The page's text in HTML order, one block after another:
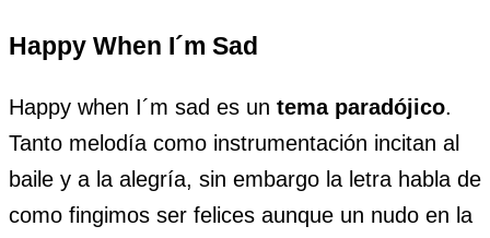
Happy When I´m Sad
Happy when I´m sad es un tema paradójico.
Tanto melodía como instrumentación incitan al
baile y a la alegría, sin embargo la letra habla de
como fingimos ser felices aunque un nudo en la